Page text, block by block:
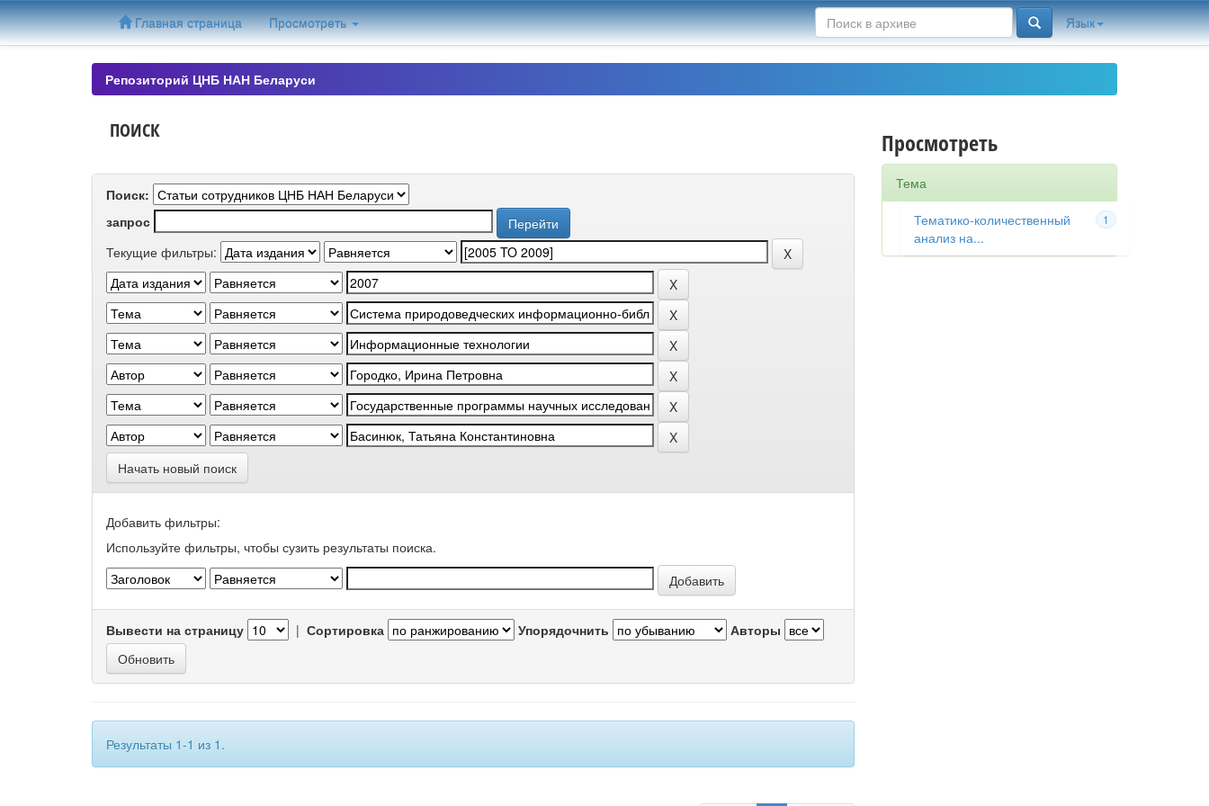
Skip
navigation
Главная страница Просмотреть Язык
Репозиторий ЦНБ НАН Беларуси
ПОИСК
Поиск:
запрос
Текущие фильтры:
Начать новый поиск
Добавить фильтры:
Используйте фильтры, чтобы сузить результаты поиска.
Вывести на страницу | Сортировка Упорядочнить Авторы
Результаты 1-1 из 1.
Просмотреть
Тема
1
Тематико-количественный
анализ на...